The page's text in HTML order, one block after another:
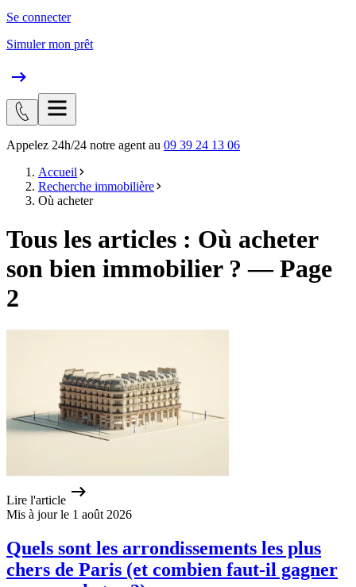
Se connecter
Simuler mon prêt
Appelez 24h/24 notre agent au 09 39 24 13 06
Accueil
Recherche immobilière
Où acheter
Tous les articles : Où acheter
son bien immobilier ? — Page
2
Lire l'article
Mis à jour le 1 août 2026
Quels sont les arrondissements les plus
chers de Paris (et combien faut-il gagner